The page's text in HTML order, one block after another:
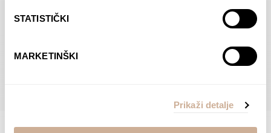
STATISTIČKI
MARKETINŠKI
Prikaži detalje
ODABERI OPCIJE
od
75,00 €
do
138,00 €
ODABERI OPCIJE
POGLEDAJTE SVE PROIZVODE U OVOJ KATEGORIJI